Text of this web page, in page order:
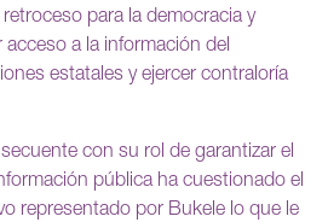
para la democracia y
a la información del
estatales y ejercer contraloría
con su rol de garantizar el
pública ha cuestionado el
representado por Bukele lo que le